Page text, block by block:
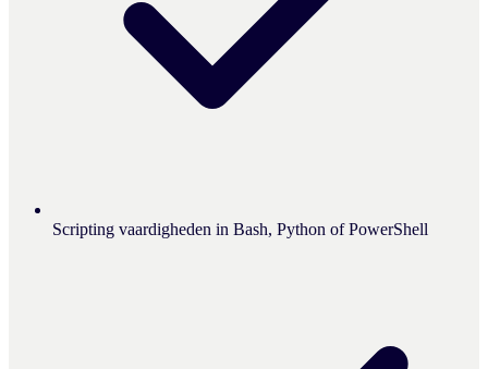
Scripting vaardigheden in Bash, Python of PowerShell